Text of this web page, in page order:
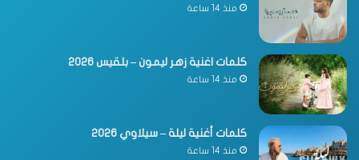
منذ 14 ساعة
كلمات اغنية زهر ليمون – بلقيس 2026
منذ 14 ساعة
كلمات أغنية ليلة – سيلاوي 2026
منذ 14 ساعة